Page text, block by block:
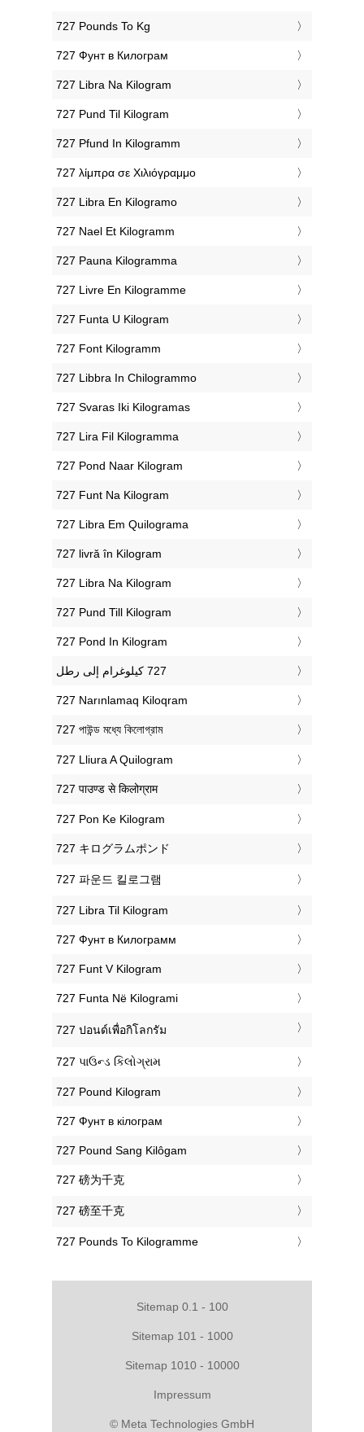
‎727 Pounds To Kg
‎727 Фунт в Килограм
‎727 Libra Na Kilogram
‎727 Pund Til Kilogram
‎727 Pfund In Kilogramm
‎727 λίμπρα σε Χιλιόγραμμο
‎727 Libra En Kilogramo
‎727 Nael Et Kilogramm
‎727 Pauna Kilogramma
‎727 Livre En Kilogramme
‎727 Funta U Kilogram
‎727 Font Kilogramm
‎727 Libbra In Chilogrammo
‎727 Svaras Iki Kilogramas
‎727 Lira Fil Kilogramma
‎727 Pond Naar Kilogram
‎727 Funt Na Kilogram
‎727 Libra Em Quilograma
‎727 livră în Kilogram
‎727 Libra Na Kilogram
‎727 Pund Till Kilogram
‎727 Pond In Kilogram
‎727 Narınlamaq Kiloqram
‎727 পাউন্ড মধ্যে কিলোগ্রাম
‎727 Lliura A Quilogram
‎727 पाउण्ड से किलोग्राम
‎727 Pon Ke Kilogram
‎727 キログラムポンド
‎727 파운드 킬로그램
‎727 Libra Til Kilogram
‎727 Фунт в Килограмм
‎727 Funt V Kilogram
‎727 Funta Në Kilogrami
‎727 ปอนด์เพื่อกิโลกรัม
‎727 પાઉન્ડ કિલોગ્રામ
‎727 Pound Kilogram
‎727 Фунт в кілограм
‎727 Pound Sang Kilôgam
‎727 磅为千克
‎727 磅至千克
‎727 Pounds To Kilogramme
Sitemap 0.1 - 100
Sitemap 101 - 1000
Sitemap 1010 - 10000
Impressum
© Meta Technologies GmbH